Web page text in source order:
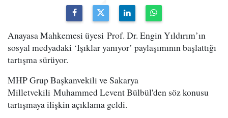
Anayasa Mahkemesi üyesi Prof. Dr. Engin Yıldırım’ın
sosyal medyadaki ‘Işıklar yanıyor’ paylaşımının başlattığı
tartışma sürüyor.
MHP Grup Başkanvekili ve Sakarya
Milletvekili Muhammed Levent Bülbül'den söz konusu
tartışmaya ilişkin açıklama geldi.